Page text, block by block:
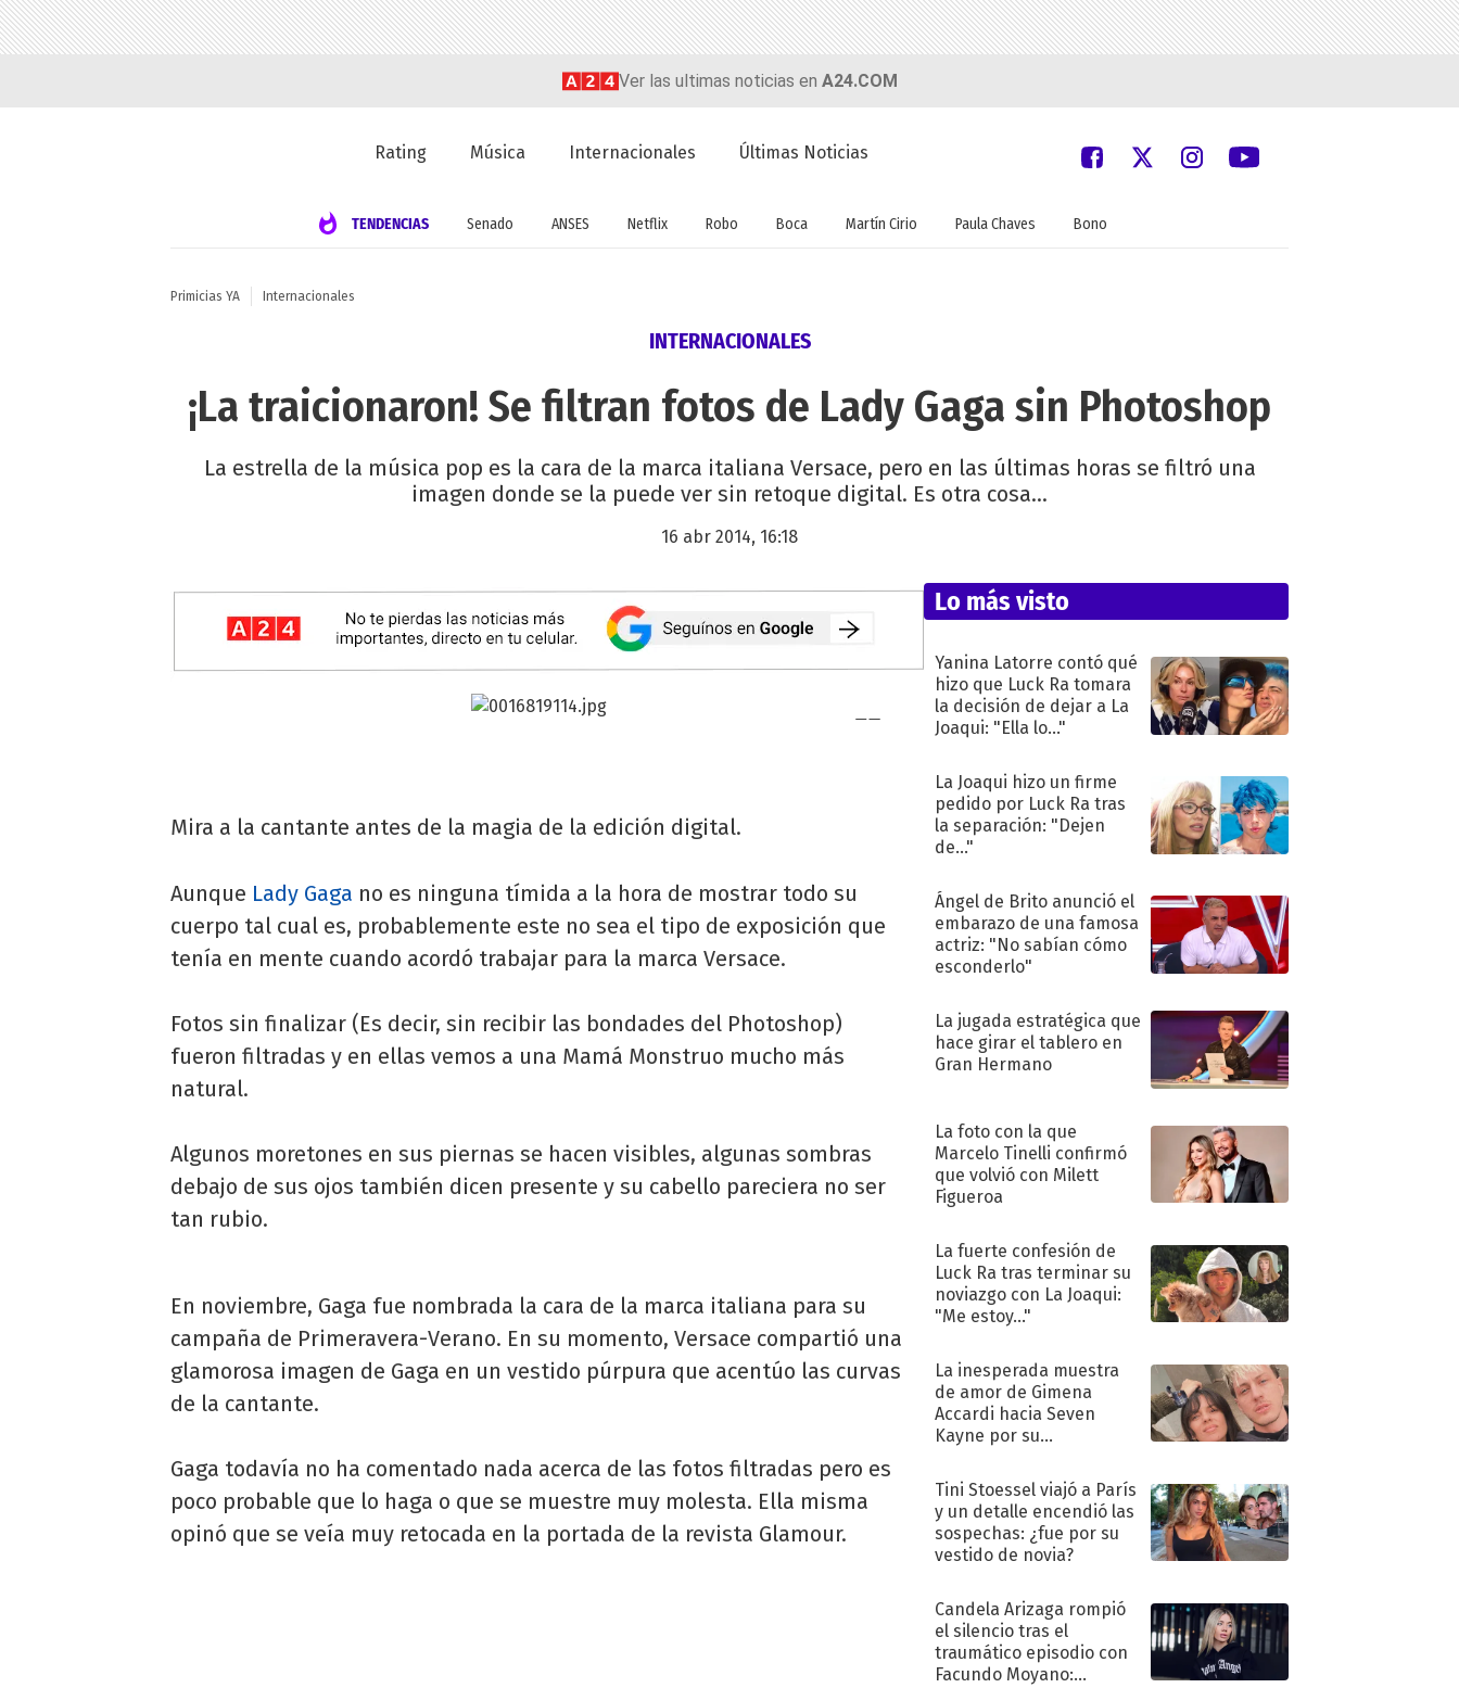
Ver las ultimas noticias en A24.COM
Rating Música Internacionales Últimas Noticias
TENDENCIAS Senado ANSES Netflix Robo Boca Martín Cirio Paula Chaves Bono
Primicias YA Internacionales
INTERNACIONALES
¡La traicionaron! Se filtran fotos de Lady Gaga sin Photoshop
La estrella de la música pop es la cara de la marca italiana Versace, pero en las últimas horas se filtró una
imagen donde se la puede ver sin retoque digital. Es otra cosa...
16 abr 2014, 16:18
Mira a la cantante antes de la magia de la edición digital.
Aunque Lady Gaga no es ninguna tímida a la hora de mostrar todo su
cuerpo tal cual es, probablemente este no sea el tipo de exposición que
tenía en mente cuando acordó trabajar para la marca Versace.
Fotos sin finalizar (Es decir, sin recibir las bondades del Photoshop)
fueron filtradas y en ellas vemos a una Mamá Monstruo mucho más
natural.
Algunos moretones en sus piernas se hacen visibles, algunas sombras
debajo de sus ojos también dicen presente y su cabello pareciera no ser
tan rubio.
En noviembre, Gaga fue nombrada la cara de la marca italiana para su
campaña de Primeravera-Verano. En su momento, Versace compartió una
glamorosa imagen de Gaga en un vestido púrpura que acentúo las curvas
de la cantante.
Gaga todavía no ha comentado nada acerca de las fotos filtradas pero es
poco probable que lo haga o que se muestre muy molesta. Ella misma
opinó que se veía muy retocada en la portada de la revista Glamour.
Lo más visto
Yanina Latorre contó qué
hizo que Luck Ra tomara
la decisión de dejar a La
Joaqui: "Ella lo..."
La Joaqui hizo un firme
pedido por Luck Ra tras
la separación: "Dejen
de..."
Ángel de Brito anunció el
embarazo de una famosa
actriz: "No sabían cómo
esconderlo"
La jugada estratégica que
hace girar el tablero en
Gran Hermano
La foto con la que
Marcelo Tinelli confirmó
que volvió con Milett
Figueroa
La fuerte confesión de
Luck Ra tras terminar su
noviazgo con La Joaqui:
"Me estoy..."
La inesperada muestra
de amor de Gimena
Accardi hacia Seven
Kayne por su
Tini Stoessel viajó a París
y un detalle encendió las
sospechas: ¿fue por su
vestido de novia?
Candela Arizaga rompió
el silencio tras el
traumático episodio con
Facundo Moyano: